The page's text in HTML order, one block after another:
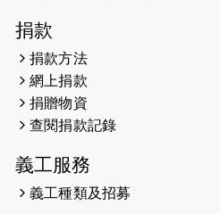
2026-04-30
2026-04-25
2026-04-24
2026-04-23
捐款
捐款方法
網上捐款
捐贈物資
查閱捐款記錄
義工服務
義工種類及招募